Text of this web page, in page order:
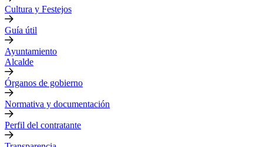
Cultura y Festejos
Guía útil
Ayuntamiento
Alcalde
Órganos de gobierno
Normativa y documentación
Perfil del contratante